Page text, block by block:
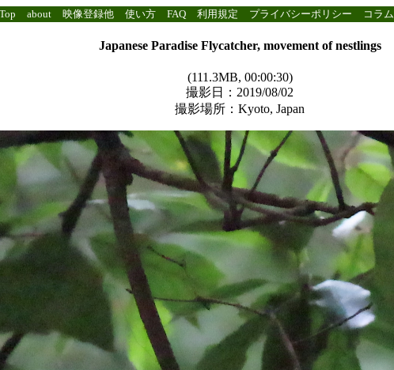
Top about 映像登録他 使い方 FAQ 利用規定 プライバシーポリシー コラム
Japanese Paradise Flycatcher, movement of nestlings
(111.3MB, 00:00:30)
撮影日：2019/08/02
撮影場所：Kyoto, Japan